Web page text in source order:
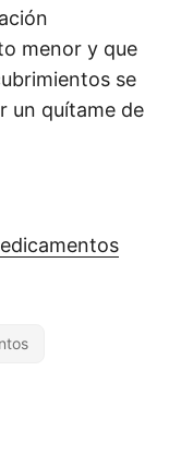
menor y que
se
un quítame de